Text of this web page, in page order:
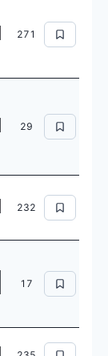
271
29
232
17